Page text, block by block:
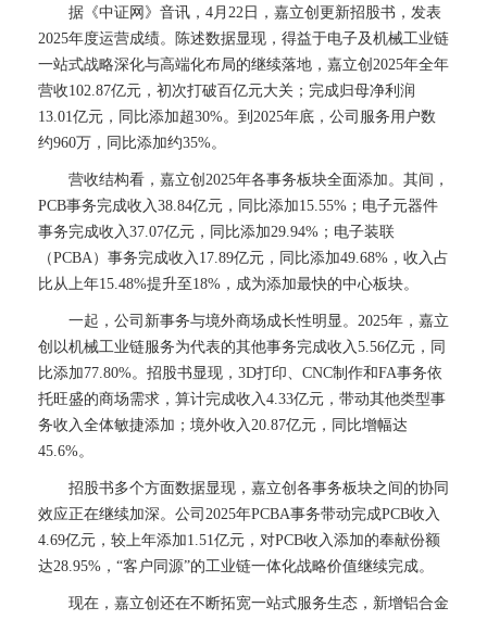
据《中证网》音讯，4月22日，嘉立创更新招股书，发表
2025年度运营成绩。陈述数据显现，得益于电子及机械工业链
一站式战略深化与高端化布局的继续落地，嘉立创2025年全年
营收102.87亿元，初次打破百亿元大关；完成归母净利润
13.01亿元，同比添加超30%。到2025年底，公司服务用户数
约960万，同比添加约35%。
营收结构看，嘉立创2025年各事务板块全面添加。其间，
PCB事务完成收入38.84亿元，同比添加15.55%；电子元器件
事务完成收入37.07亿元，同比添加29.94%；电子装联
（PCBA）事务完成收入17.89亿元，同比添加49.68%，收入占
比从上年15.48%提升至18%，成为添加最快的中心板块。
一起，公司新事务与境外商场成长性明显。2025年，嘉立
创以机械工业链服务为代表的其他事务完成收入5.56亿元，同
比添加77.80%。招股书显现，3D打印、CNC制作和FA事务依
托旺盛的商场需求，算计完成收入4.33亿元，带动其他类型事
务收入全体敏捷添加；境外收入20.87亿元，同比增幅达
45.6%。
招股书多个方面数据显现，嘉立创各事务板块之间的协同
效应正在继续加深。公司2025年PCBA事务带动完成PCB收入
4.69亿元，较上年添加1.51亿元，对PCB收入添加的奉献份额
达28.95%，“客户同源”的工业链一体化战略价值继续完成。
现在，嘉立创还在不断拓宽一站式服务生态，新增铝合金